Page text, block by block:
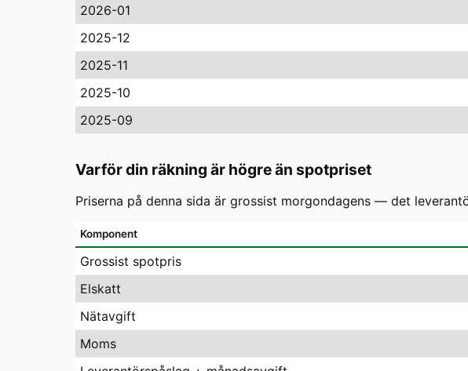
2026-01
2025-12
2025-11
2025-10
2025-09
Varför din räkning är högre än spotpriset
Priserna på denna sida är grossist morgondagens — det
Komponent
Grossist spotpris
Elskatt
Nätavgift
Moms